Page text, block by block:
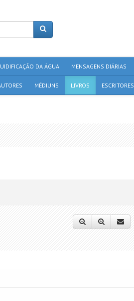
DA ÁGUA MENSAGENS DIÁRIAS
MÉDIUNS LIVROS ESCRITORES